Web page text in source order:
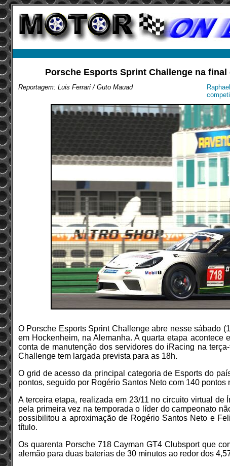
Porsche Esports Sprint Challenge na
Reportagem: Luis Ferrari / Guto Mauad
O Porsche Esports Sprint Challenge abre nesse sábado
em Hockenheim, na Alemanha. A quarta etapa acontece
conta de manutenção dos servidores do iRacing na
Challenge tem largada prevista para as 18h.
O grid de acesso da principal categoria de Esports do
pontos, seguido por Rogério Santos Neto com 140 pontos
A terceira etapa, realizada em 23/11 no circuito virtual de
pela primeira vez na temporada o líder do campeonato
possibilitou a aproximação de Rogério Santos Neto e
título.
Os quarenta Porsche 718 Cayman GT4 Clubsport que
alemão para duas baterias de 30 minutos ao redor dos